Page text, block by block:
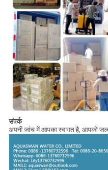
संपर्क
अपनी जांच में आपका स्वागत है, आपको जल्द